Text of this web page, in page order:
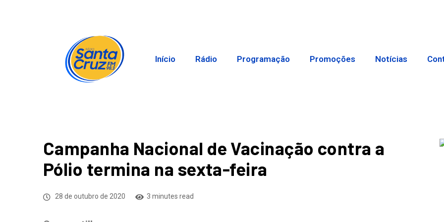
Início Rádio Programação Promoções Notícias
Campanha Nacional de Vacinação contra a
Pólio termina na sexta-feira
28 de outubro de 2020 3 minutes read